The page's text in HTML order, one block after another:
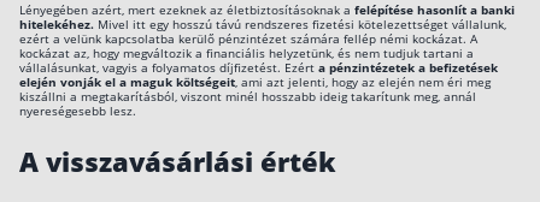
Csoportos életbiztosítás
Kockázati életbiztosítás 🛡
Megtakarítással kombinált életbiztosítás
Lényegében azért, mert ezeknek az életbiztosításoknak a felépítése hasonlít a banki
hitelekéhez. Mivel itt egy hosszú távú rendszeres fizetési kötelezettséget vállalunk,
ezért a velünk kapcsolatba kerülő pénzintézet számára fellép némi kockázat. A
kockázat az, hogy megváltozik a financiális helyzetünk, és nem tudjuk tartani a
vállalásunkat, vagyis a folyamatos díjfizetést. Ezért a pénzintézetek a befizetések
elején vonják el a maguk költségeit, ami azt jelenti, hogy az elején nem éri meg
kiszállni a megtakarításból, viszont minél hosszabb ideig takarítunk meg, annál
nyereségesebb lesz.
A visszavásárlási érték